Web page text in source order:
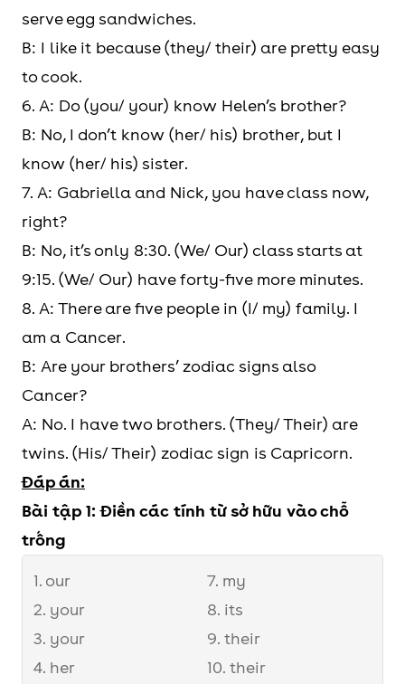
serve egg sandwiches.
B: I like it because (they/ their) are pretty easy
to cook.
6. A: Do (you/ your) know Helen’s brother?
B: No, I don’t know (her/ his) brother, but I
know (her/ his) sister.
7. A: Gabriella and Nick, you have class now,
right?
B: No, it’s only 8:30. (We/ Our) class starts at
9:15. (We/ Our) have forty-five more minutes.
8. A: There are five people in (I/ my) family. I
am a Cancer.
B: Are your brothers’ zodiac signs also
Cancer?
A: No. I have two brothers. (They/ Their) are
twins. (His/ Their) zodiac sign is Capricorn.
Đáp án:
Bài tập 1: Điền các tính từ sở hữu vào chỗ
trống
1. our
2. your
3. your
4. her
7. my
8. its
9. their
10. their